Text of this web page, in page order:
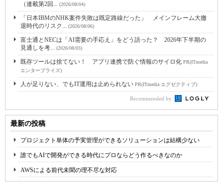
（連載第2回... (2026/08/04)
「日本IBMのNHK案件失敗は既定路線だった」 メインフレーム大撤
退時代のリスク... (2026/08/06)
富士通とNECは「AI需要の手応え」をどう語った？ 2026年下半期の
見通しを考... (2026/08/03)
既存ツールは捨てない！ アプリ連携で防ぐ情報のサイロ化 PR(ITmedia
エンタープライズ)
人が足りない、でもIT運用は止められない PR(ITmedia エグゼクティブ)
Recommended by
最新の投稿
プロジェクト単体の予実管理ができるソリューションは結構少ない
誰でもAIで開発ができる時代にプロならどう作るべきなのか
AWSによる前代未聞の理不尽な対応